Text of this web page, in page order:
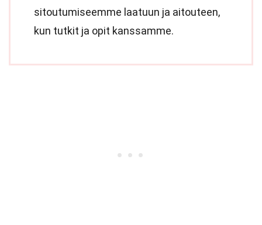
sitoutumiseemme laatuun ja aitouteen,
kun tutkit ja opit kanssamme.